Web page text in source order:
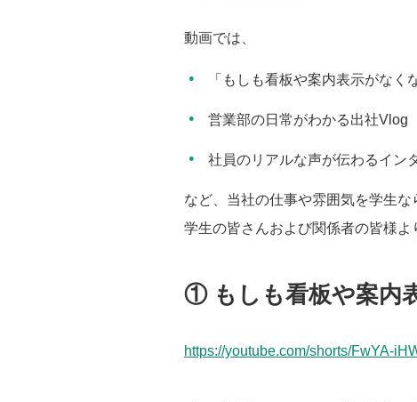
動画では、
「もしも看板や案内表示がな
営業部の日常がわかる出社Vlog
社員のリアルな声が伝わるイン
など、当社の仕事や雰囲気を学生な
学生の皆さんおよび関係者の皆様よ
① もしも看板や案内
https://youtube.com/shorts/FwYA-